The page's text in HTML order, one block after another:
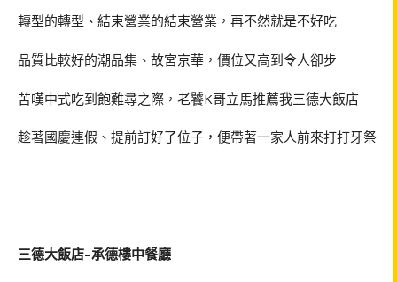
轉型的轉型、結束營業的結束營業，再不然就是不好吃
品質比較好的潮品集、故宮京華，價位又高到令人卻步
苦嘆中式吃到飽難尋之際，老饕K哥立馬推薦我三德大飯店
趁著國慶連假、提前訂好了位子，便帶著一家人前來打打牙祭
三德大飯店–承德樓中餐廳